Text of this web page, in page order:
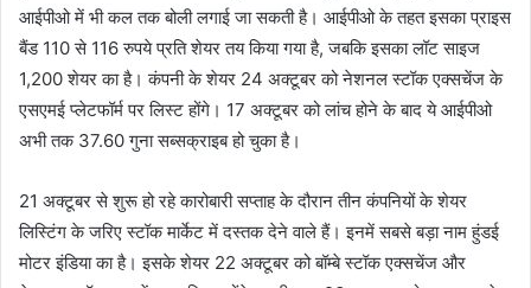
आईपीओ में भी कल तक बोली लगाई जा सकती है। आईपीओ के तहत इसका प्राइस
बैंड 110 से 116 रुपये प्रति शेयर तय किया गया है, जबकि इसका लॉट साइज
1,200 शेयर का है। कंपनी के शेयर 24 अक्टूबर को नेशनल स्टॉक एक्सचेंज के
एसएमई प्लेटफॉर्म पर लिस्ट होंगे। 17 अक्टूबर को लांच होने के बाद ये आईपीओ
अभी तक 37.60 गुना सब्सक्राइब हो चुका है।
21 अक्टूबर से शुरू हो रहे कारोबारी सप्ताह के दौरान तीन कंपनियों के शेयर
लिस्टिंग के जरिए स्टॉक मार्केट में दस्तक देने वाले हैं। इनमें सबसे बड़ा नाम हुंडई
मोटर इंडिया का है। इसके शेयर 22 अक्टूबर को बॉम्बे स्टॉक एक्सचेंज और